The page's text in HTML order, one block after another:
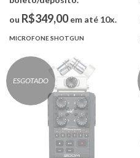
ou R$349,00em até 10x.
MICROFONE SHOTGUN
ESGOTADO